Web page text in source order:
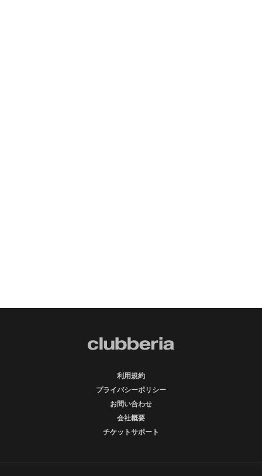
利用規約
プライバシーポリシー
お問い合わせ
会社概要
チケットサポート